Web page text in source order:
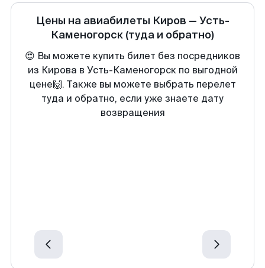
Цены на авиабилеты Киров — Усть-
Каменогорск (туда и обратно)
😍 Вы можете купить билет без посредников
из Кирова в Усть-Каменогорск по выгодной
цене🙌. Также вы можете выбрать перелет
туда и обратно, если уже знаете дату
возвращения